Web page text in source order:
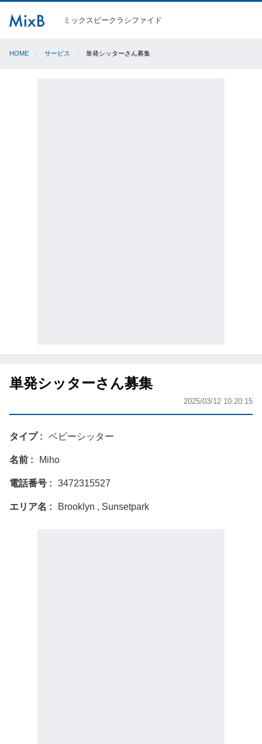
ミックスビークラシファイド
HOME サービス 単発シッターさん募集
単発シッターさん募集
2025/03/12 10:20:15
タイプ ベビーシッター
名前 Miho
電話番号 3472315527
エリア名 Brooklyn , Sunsetpark